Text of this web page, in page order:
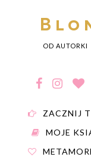
OD AUTORKI
ZACZNIJ
MOJE